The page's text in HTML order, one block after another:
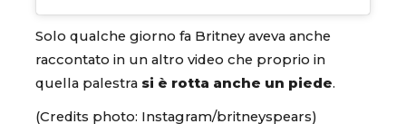
Solo qualche giorno fa Britney aveva anche
raccontato in un altro video che proprio in
quella palestra si è rotta anche un piede.
(Credits photo: Instagram/britneyspears)